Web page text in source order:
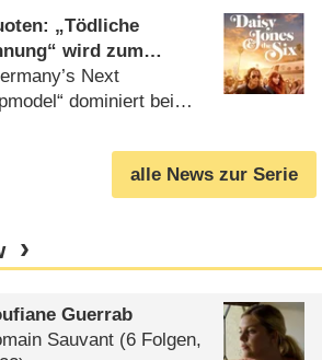
„Tödliche
wird zum
„Die
knapp vor
Next
dominiert bei
endet erfolgreich
alle News zur Serie
Guerrab
Sauvant(6 Folgen,